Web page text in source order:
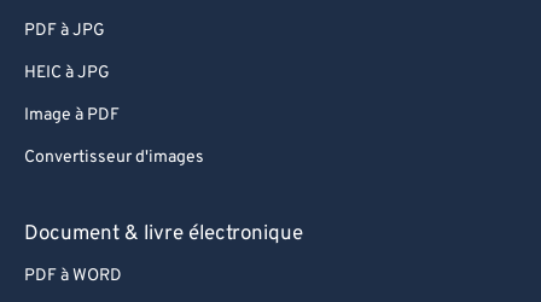
PDF à JPG
HEIC à JPG
Image à PDF
Convertisseur d'images
Document & livre électronique
PDF à WORD